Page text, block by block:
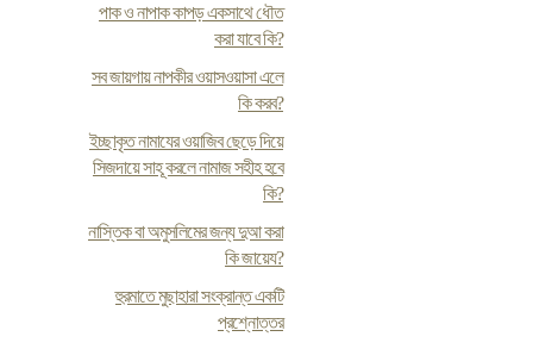
পাক ও নাপাক কাপড় একসাথে ধৌত
করা যাবে কি?
সব জায়গায় নাপকীর ওয়াসওয়াসা এলে
কি করব?
ইচ্ছাকৃত নামাযের ওয়াজিব ছেড়ে দিয়ে
সিজদায়ে সাহূ করলে নামাজ সহীহ হবে
কি?
নাস্তিক বা অমুসলিমের জন্য দুআ করা
কি জায়েয?
হুরমাতে মুছাহারা সংক্রান্ত একটি
প্রশ্নোত্তর